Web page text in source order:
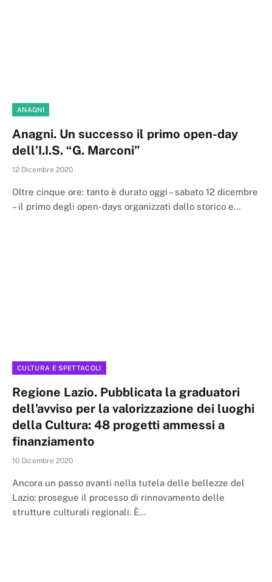
ANAGNI
Anagni. Un successo il primo open-day
dell’I.I.S. “G. Marconi”
12 Dicembre 2020
Oltre cinque ore: tanto è durato oggi – sabato 12 dicembre
– il primo degli open-days organizzati dallo storico e…
CULTURA E SPETTACOLI
Regione Lazio. Pubblicata la graduatori
dell’avviso per la valorizzazione dei luoghi
della Cultura: 48 progetti ammessi a
finanziamento
10 Dicembre 2020
Ancora un passo avanti nella tutela delle bellezze del
Lazio: prosegue il processo di rinnovamento delle
strutture culturali regionali. È…